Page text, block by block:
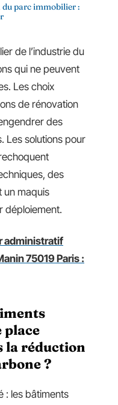
parc immobilier :
de l’industrie du
qui ne peuvent
Les choix
de rénovation
des
Les solutions pour
des
un maquis
déploiement.
administratif
75019 Paris :
place
la réduction
?
: les bâtiments